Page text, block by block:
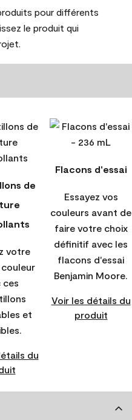
pour différents
le produit qui
de
votre
ces
et
du
Flacons d'essai
Essayez vos
couleurs avant de
faire votre choix
définitif avec les
flacons d'essai
Benjamin Moore.
Voir les détails du
produit